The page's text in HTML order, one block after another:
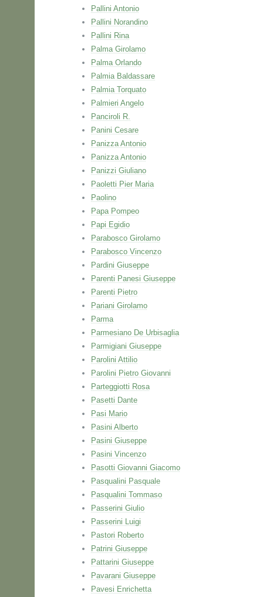
Pallini Antonio
Pallini Norandino
Pallini Rina
Palma Girolamo
Palma Orlando
Palmia Baldassare
Palmia Torquato
Palmieri Angelo
Panciroli R.
Panini Cesare
Panizza Antonio
Panizza Antonio
Panizzi Giuliano
Paoletti Pier Maria
Paolino
Papa Pompeo
Papi Egidio
Parabosco Girolamo
Parabosco Vincenzo
Pardini Giuseppe
Parenti Panesi Giuseppe
Parenti Pietro
Pariani Girolamo
Parma
Parmesiano De Urbisaglia
Parmigiani Giuseppe
Parolini Attilio
Parolini Pietro Giovanni
Parteggiotti Rosa
Pasetti Dante
Pasi Mario
Pasini Alberto
Pasini Giuseppe
Pasini Vincenzo
Pasotti Giovanni Giacomo
Pasqualini Pasquale
Pasqualini Tommaso
Passerini Giulio
Passerini Luigi
Pastori Roberto
Patrini Giuseppe
Pattarini Giuseppe
Pavarani Giuseppe
Pavesi Enrichetta